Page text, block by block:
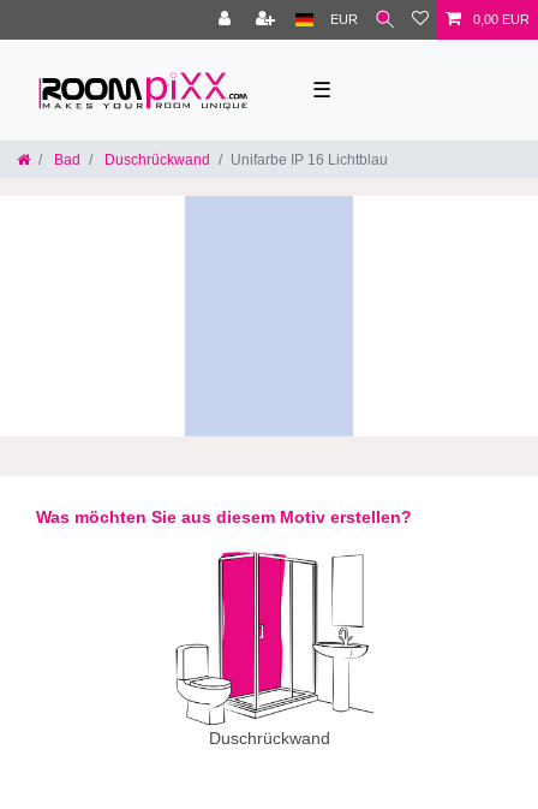
EUR 0,00 EUR
☰
Bad Duschrückwand Unifarbe IP 16 Lichtblau
Was möchten Sie aus diesem Motiv erstellen?
Duschrückwand